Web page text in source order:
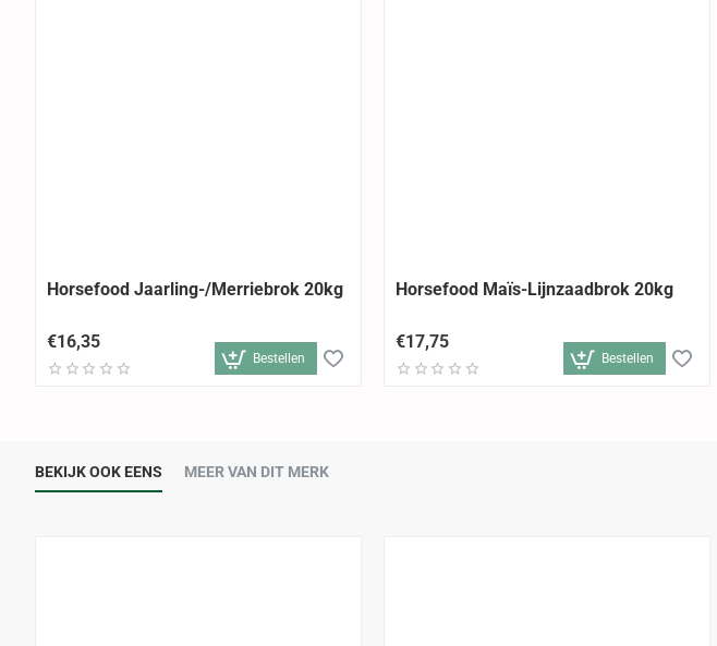
Horsefood Jaarling-/Merriebrok 20kg
€16,35
Bestellen
Horsefood Maïs-Lijnzaadbrok 20kg
€17,75
Bestellen
BEKIJK OOK EENS MEER VAN DIT MERK